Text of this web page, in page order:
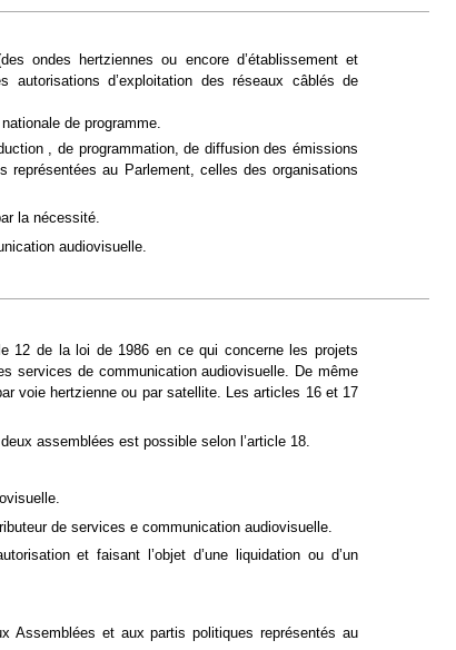
ondes hertziennes ou encore d’établissement et
autorisations d’exploitation des réseaux câblés de
de programme.
, de programmation, de diffusion des émissions
au Parlement, celles des organisations
la nécessité.
audiovisuelle.
12 de la loi de 1986 en ce qui concerne les projets
services de communication audiovisuelle. De même
voie hertzienne ou par satellite. Les articles 16 et 17
assemblées est possible selon l’article 18.
de services e communication audiovisuelle.
et faisant l’objet d’une liquidation ou d’un
Assemblées et aux partis politiques représentés au